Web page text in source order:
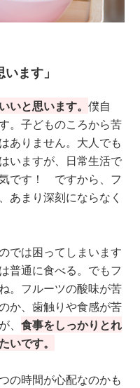
ます」
いと思います。僕自
。子どものころから苦
ありません。大人でも
いますが、日常生活で
です！ ですから、フ
あまり深刻にならなく
では困ってしまいます
普通に食べる。でもフ
。フルーツの酸味が苦
か、歯触りや食感が苦
、食事をしっかりとれ
いです。
の時間が心配なのかも